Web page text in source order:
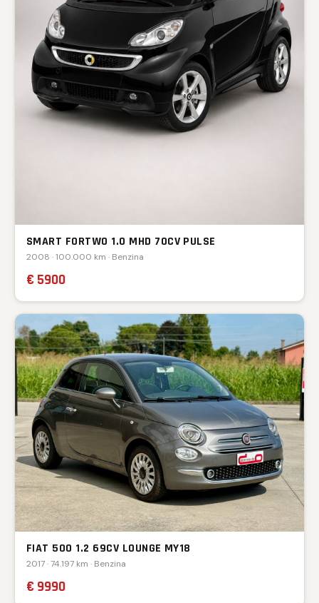
SMART FORTWO 1.0 MHD 70CV PULSE
2008 · 100.000 km · Benzina
€ 5900
FIAT 500 1.2 69CV LOUNGE MY18
2017 · 74.197 km · Benzina
€ 9990